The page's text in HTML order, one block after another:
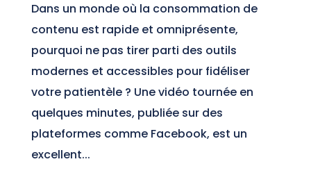
Dans un monde où la consommation de
contenu est rapide et omniprésente,
pourquoi ne pas tirer parti des outils
modernes et accessibles pour fidéliser
votre patientèle ? Une vidéo tournée en
quelques minutes, publiée sur des
plateformes comme Facebook, est un
excellent...